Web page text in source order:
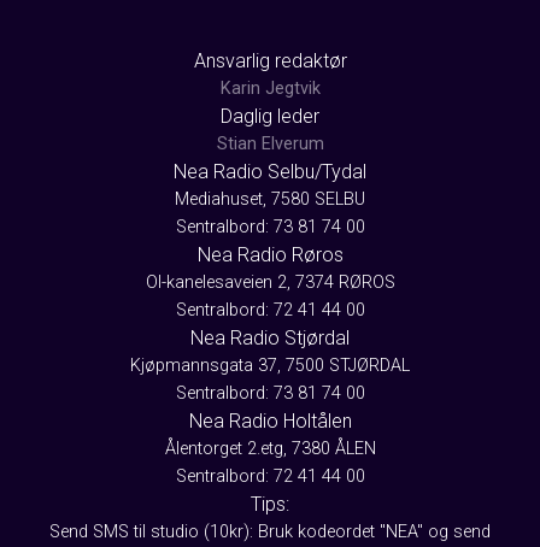
Ansvarlig redaktør
Karin Jegtvik
Daglig leder
Stian Elverum
Nea Radio Selbu/Tydal
Mediahuset, 7580 SELBU
Sentralbord: 73 81 74 00
Nea Radio Røros
Ol-kanelesaveien 2, 7374 RØROS
Sentralbord: 72 41 44 00
Nea Radio Stjørdal
Kjøpmannsgata 37, 7500 STJØRDAL
Sentralbord: 73 81 74 00
Nea Radio Holtålen
Ålentorget 2.etg, 7380 ÅLEN
Sentralbord: 72 41 44 00
Tips:
Send SMS til studio (10kr): Bruk kodeordet "NEA" og send